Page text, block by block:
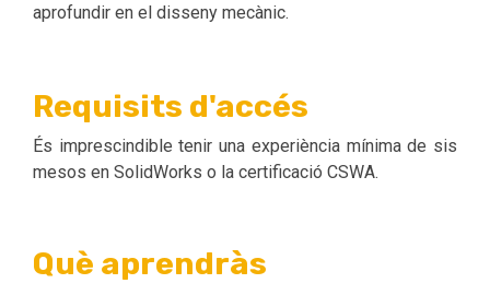
aprofundir en el disseny mecànic.
Requisits d'accés
És imprescindible tenir una experiència mínima de sis
mesos en SolidWorks o la certificació CSWA.
Què aprendràs